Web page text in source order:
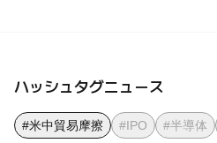
ハッシュタグニュース
#米中貿易摩擦 #IPO #半導体